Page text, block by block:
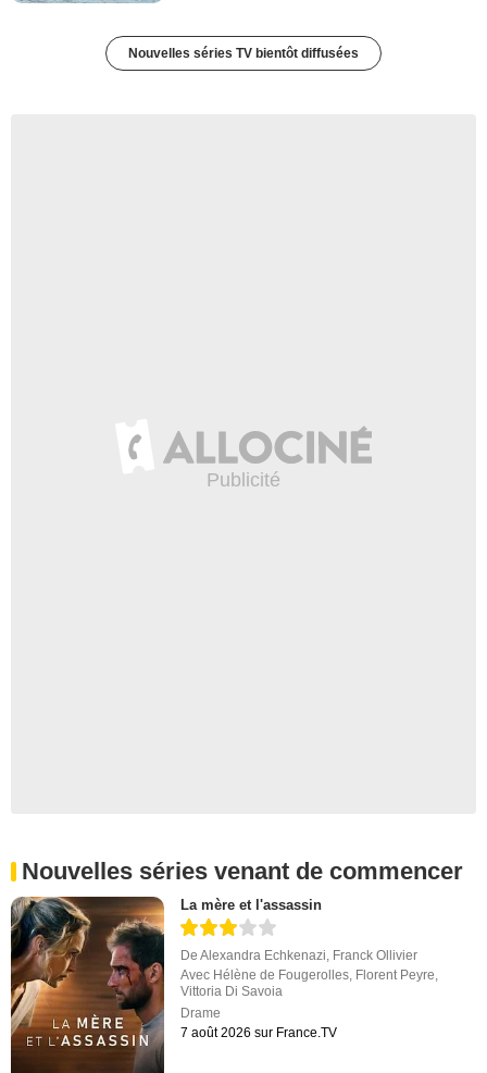
Nouvelles séries TV bientôt diffusées
Nouvelles séries venant de commencer
La mère et l'assassin
DeAlexandra Echkenazi, Franck Ollivier
Avec Hélène de Fougerolles, Florent Peyre,
Vittoria Di Savoia
Drame
7 août 2026 sur France.TV